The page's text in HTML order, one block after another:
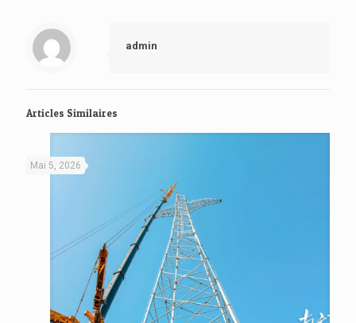
admin
Articles Similaires
Mai 5, 2026